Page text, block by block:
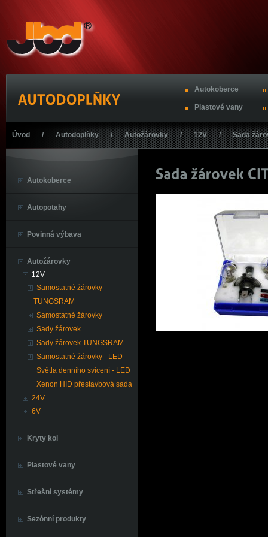
Autokoberce
Plastové vany
Úvod / Autodoplňky / Autožárovky / 12V / Sada
Autokoberce
Autopotahy
Povinná výbava
Autožárovky
12V
Samostatné žárovky -
TUNGSRAM
Samostatné žárovky
Sady žárovek
Sady žárovek TUNGSRAM
Samostatné žárovky - LED
Světla denního svícení - LED
Xenon HID přestavbová sada
24V
6V
Kryty kol
Plastové vany
Střešní systémy
Sezónní produkty